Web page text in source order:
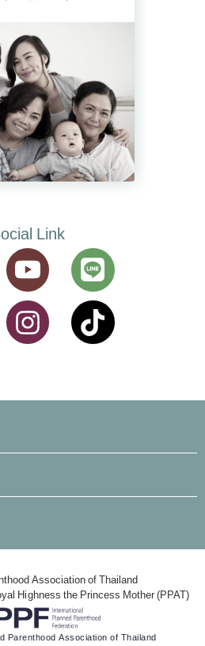
Link
Association of Thailand
Highness the Princess Mother (PPAT)
Parenthood Association of Thailand